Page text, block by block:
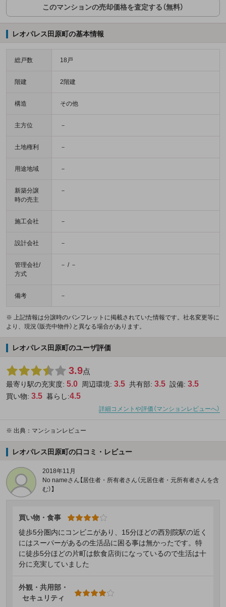
このマンションの売却価格を査定する（無料）
レオパレス田原町の基本情報
総戸数 18戸
階建 2階建
構造 その他
主方位 －
土地権利 －
用途地域 －
新築分譲
時の売主
－
施工会社 －
設計会社 －
管理会社/
方式
－ / －
備考 －
※ 上記情報は分譲時のパンフレットに掲載されていた情報です。社名変更等に
より、現況（販売中物件）と異なる場合があります。
レオパレス田原町のユーザ評価
3.9点
最寄り駅の充実度: 5.0 周辺環境: 3.5 共有部: 3.5 設備: 3.5
買い物: 3.5 暮らし:4.5
詳細コメントや評価（マンションレビューへ）
※ 出典：マンションレビュー
レオパレス田原町の口コミ・レビュー
2018年11月
No nameさん【居住者・所有者さん（元居住者・元所有者さんを含
む）】
買い物・食事
徒歩5分圏内にコンビニがあり、15分ほどの西別院駅の近く
にはスーパーがあるの生活品に困る事は無かったです。特
に徒歩5分ほどの片町は飲食店街になっているので生活は十
分に充実していました
外観・共用部・
セキュリティ